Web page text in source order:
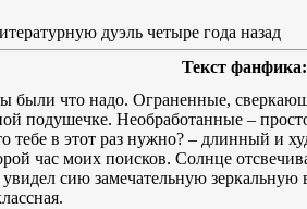
дуэль четыре года назад
Текст фанфика:
были что надо. Ограненные,
подушечке. Необработанные –
тебе в этот раз нужно? – длинный и
час моих поисков. Солнце
сию замечательную зеркальную